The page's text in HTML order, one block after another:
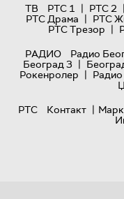
ТВ
РТС 1 | РТС 2 |
РТС Драма | РТС
РТС Трезор |
РАДИО
Радио
Београд 3 |
Рокенролер |
РТС
Контакт |